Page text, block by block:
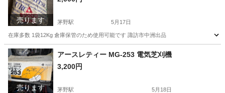
売ります 茅野駅 5月17日
在庫多数 1袋12Kg 倉庫保管のため使用可能です 諏訪市中洲出品
長野 諏訪市
売ります
アースレティー MG-253 電気芝刈機
3,200円
茅野駅 5月18日